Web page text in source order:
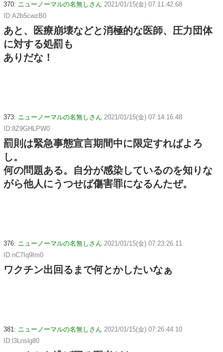
370: ニューノーマルの名無しさん 2021/01/15(金) 07:11:42.68
ID:A2b5cwzB0
あと、医療崩壊などと消極的な医師、圧力団体
に対する処罰も
ありだな！
373: ニューノーマルの名無しさん 2021/01/15(金) 07:14:16.48
ID:8Z9GHLPW0
罰則は緊急事態宣言期間中に限定すればよろ
し。
何の問題ある。自分が感染しているのを知りな
がら他人にうつせば傷害罪になるんたぜ。
376: ニューノーマルの名無しさん 2021/01/15(金) 07:23:26.11
ID:nC7Iq9Im0
ワクチン出回るまで何とかしたいなぁ
381: ニューノーマルの名無しさん 2021/01/15(金) 07:26:44.10
ID:l3Lnslg80